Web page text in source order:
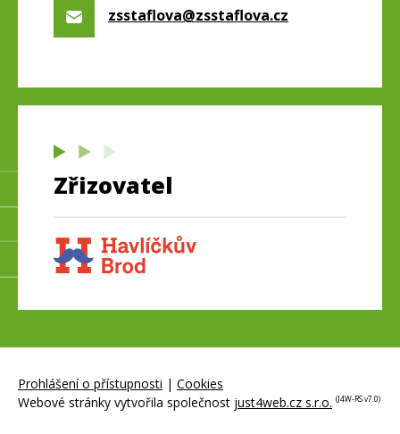
zsstaflova@zsstaflova.cz
Zřizovatel
Prohlášení o přístupnosti | Cookies
Webové stránky vytvořila společnost just4web.cz s.r.o. (J4W-RS v7.0)